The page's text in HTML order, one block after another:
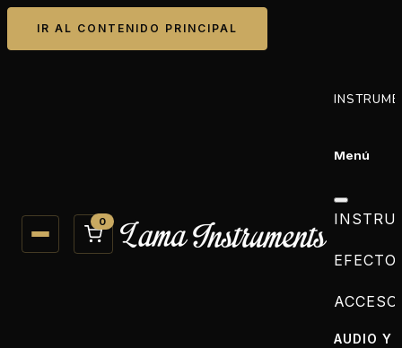
IR AL CONTENIDO PRINCIPAL
0
Menú
AUDIO Y